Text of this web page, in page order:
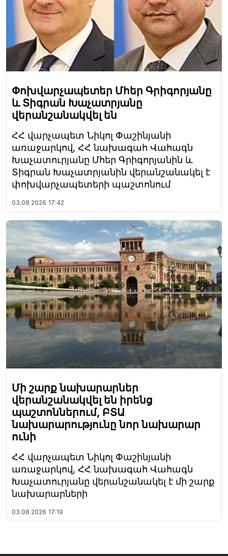
Փոխվարչապետեր Մհեր Գրիգորյանը
և Տիգրան Խաչատրյանը
վերանշանակվել են
ՀՀ վարչապետ Նիկոլ Փաշինյանի
առաջարկով, ՀՀ նախագահ Վահագն
Խաչատուրյանը Մհեր Գրիգորյանին և
Տիգրան Խաչատրյանին վերանշանակել է
փոխվարչապետերի պաշտոնում
03.08.2026 17:42
Մի շարք նախարարներ
վերանշանակվել են իրենց
պաշտոններում, ԲՏԱ
նախարարությունը նոր նախարար
ունի
ՀՀ վարչապետ Նիկոլ Փաշինյանի
առաջարկով, ՀՀ նախագահ Վահագն
Խաչատուրյանը վերանշանակել է մի շարք
նախարարների
03.08.2026 17:19